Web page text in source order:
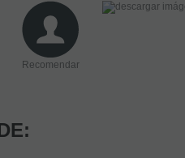
Recomendar